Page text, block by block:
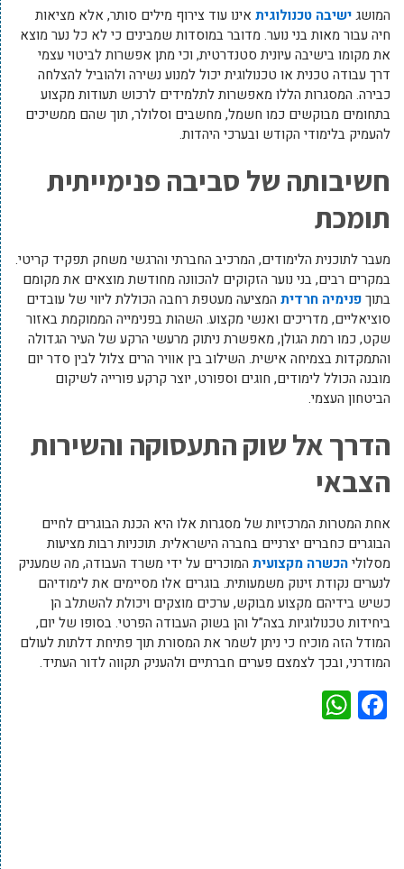
המושגישיבה טכנולוגית אינו עוד צירוף מילים סותר, אלא מציאות
חיה עבור מאות בני נוער. מדובר במוסדות שמבינים כי לא כל נער מוצא
את מקומו בישיבה עיונית סטנדרטית, וכי מתן אפשרות לביטוי עצמי
דרך עבודה טכנית או טכנולוגית יכול למנוע נשירה ולהוביל להצלחה
כבירה. המסגרות הללו מאפשרות לתלמידים לרכוש תעודות מקצוע
בתחומים מבוקשים כמו חשמל, מחשבים וסלולר, תוך שהם ממשיכים
להעמיק בלימודי הקודש ובערכי היהדות.
חשיבותה של סביבה פנימייתית
תומכת
מעבר לתוכנית הלימודים, המרכיב החברתי והרגשי משחק תפקיד קריטי.
במקרים רבים, בני נוער הזקוקים להכוונה מחודשת מוצאים את מקומם
בתוךפנימיה חרדית המציעה מעטפת רחבה הכוללת ליווי של עובדים
סוציאליים, מדריכים ואנשי מקצוע. השהות בפנימייה הממוקמת באזור
שקט, כמו רמת הגולן, מאפשרת ניתוק מרעשי הרקע של העיר הגדולה
והתמקדות בצמיחה אישית. השילוב בין אוויר הרים צלול לבין סדר יום
מובנה הכולל לימודים, חוגים וספורט, יוצר קרקע פורייה לשיקום
הביטחון העצמי.
הדרך אל שוק התעסוקה והשירות
הצבאי
אחת המטרות המרכזיות של מסגרות אלו היא הכנת הבוגרים לחיים
הבוגרים כחברים יצרניים בחברה הישראלית. תוכניות רבות מציעות
מסלוליהכשרה מקצועית המוכרים על ידי משרד העבודה, מה שמעניק
לנערים נקודת זינוק משמעותית. בוגרים אלו מסיימים את לימודיהם
כשיש בידיהם מקצוע מבוקש, ערכים מוצקים ויכולת להשתלב הן
ביחידות טכנולוגיות בצה”ל והן בשוק העבודה הפרטי. בסופו של יום,
המודל הזה מוכיח כי ניתן לשמר את המסורת תוך פתיחת דלתות לעולם
המודרני, ובכך לצמצם פערים חברתיים ולהעניק תקווה לדור העתיד.
Facebook